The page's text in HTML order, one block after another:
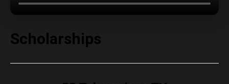
Scholarships